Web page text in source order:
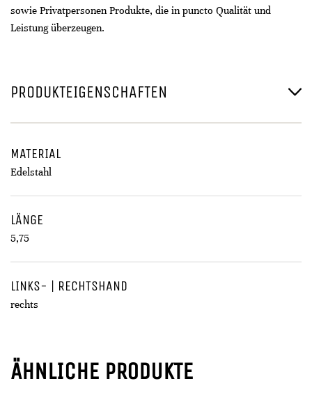
sowie Privatpersonen Produkte, die in puncto Qualität und
Leistung überzeugen.
PRODUKTEIGENSCHAFTEN
MATERIAL
Edelstahl
LÄNGE
5,75
LINKS- | RECHTSHAND
rechts
ÄHNLICHE PRODUKTE